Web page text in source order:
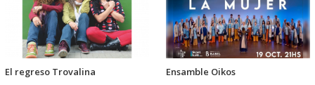
El regreso Trovalina Ensamble Oikos